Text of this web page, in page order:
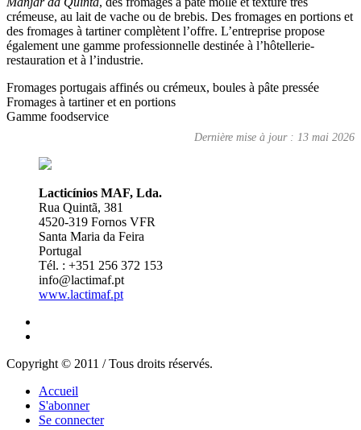
crémeuse, au lait de vache ou de brebis. Des fromages en portions et
des fromages à tartiner complètent l’offre. L’entreprise propose
également une gamme professionnelle destinée à l’hôtellerie-
restauration et à l’industrie.
Fromages portugais affinés ou crémeux, boules à pâte pressée
Fromages à tartiner et en portions
Gamme foodservice
Dernière mise à jour : 13 mai 2026
Lacticínios MAF, Lda.
Rua Quintã, 381
4520-319 Fornos VFR
Santa Maria da Feira
Portugal
Tél. : +351 256 372 153
info@lactimaf.pt
www.lactimaf.pt
Copyright © 2011 / Tous droits réservés.
Accueil
S'abonner
Se connecter